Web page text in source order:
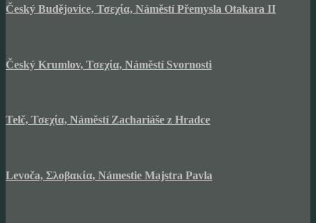
Český Budějovice, Τσεχία, Náměstí Přemysla Otakara II
Český Krumlov, Τσεχία, Náměstí Svornosti
Telč, Τσεχία, Náměstí Zachariáše z Hradce
Levoča, Σλοβακία, Námestie Majstra Pavla